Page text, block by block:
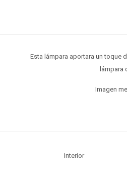
Esta lámpara aportara un toque
lámpara
Imagen
Interior